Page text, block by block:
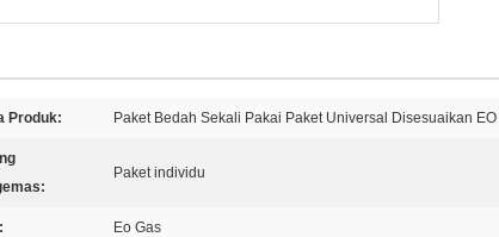
Produk: Paket Bedah Sekali Pakai Paket Universal Disesuaikan EO
Paket individu
Eo Gas